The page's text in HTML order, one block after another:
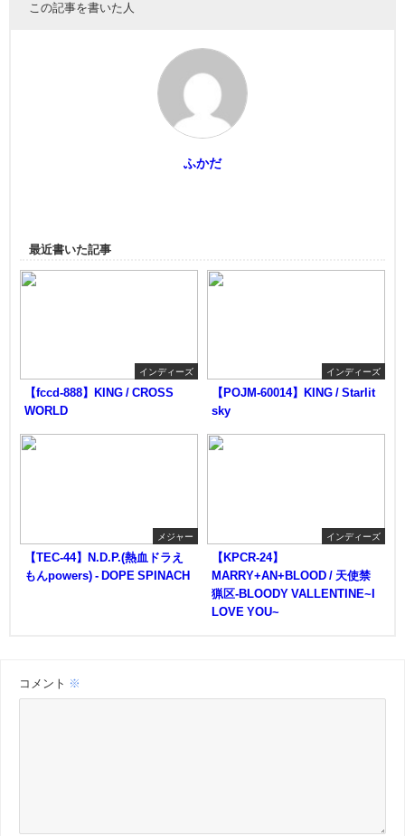
この記事を書いた人
ふかだ
最近書いた記事
インディーズ
【fccd-888】KING / CROSS
WORLD
インディーズ
【POJM-60014】KING / Starlit
sky
メジャー
【TEC-44】N.D.P.(熱血ドラえ
もんpowers) - DOPE SPINACH
インディーズ
【KPCR-24】
MARRY+AN+BLOOD / 天使禁
猟区-BLOODY VALLENTINE~I
LOVE YOU~
コメント ※